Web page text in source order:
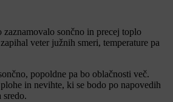
zaznamovalo sončno in precej toplo
veter južnih smeri, temperature pa
popoldne pa bo oblačnosti več.
in nevihte, ki se bodo po napovedih
sredo.